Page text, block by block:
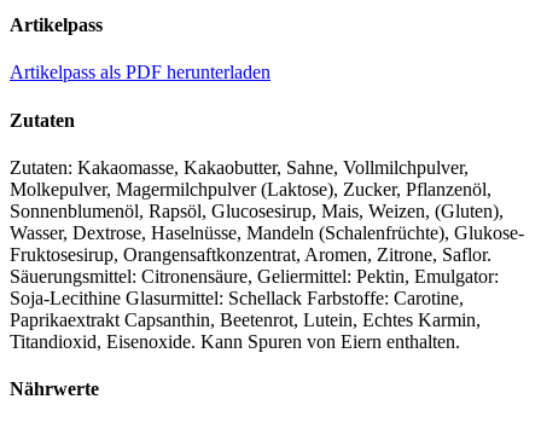
Artikelpass
Artikelpass als PDF herunterladen
Zutaten
Zutaten: Kakaomasse, Kakaobutter, Sahne, Vollmilchpulver,
Molkepulver, Magermilchpulver (Laktose), Zucker, Pflanzenöl,
Sonnenblumenöl, Rapsöl, Glucosesirup, Mais, Weizen, (Gluten),
Wasser, Dextrose, Haselnüsse, Mandeln (Schalenfrüchte), Glukose-
Fruktosesirup, Orangensaftkonzentrat, Aromen, Zitrone, Saflor.
Säuerungsmittel: Citronensäure, Geliermittel: Pektin, Emulgator:
Soja-Lecithine Glasurmittel: Schellack Farbstoffe: Carotine,
Paprikaextrakt Capsanthin, Beetenrot, Lutein, Echtes Karmin,
Titandioxid, Eisenoxide. Kann Spuren von Eiern enthalten.
Nährwerte